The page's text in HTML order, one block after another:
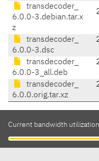
transdecoder_
6.0.0-3.debian.tar.x
z
transdecoder_
6.0.0-3.dsc
transdecoder_
6.0.0-3_all.deb
transdecoder_
6.0.0.orig.tar.xz
Current bandwidth